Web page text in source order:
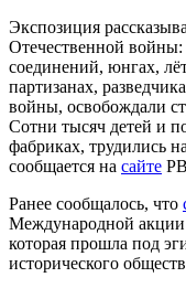
Экспозиция
Отечественной войны:
соединений, юнгах,
партизанах,
войны, освобождали
Сотни тысяч детей и
фабриках, трудились
сообщается на сайте
Ранее сообщалось, что
Международной акции
которая прошла под
исторического